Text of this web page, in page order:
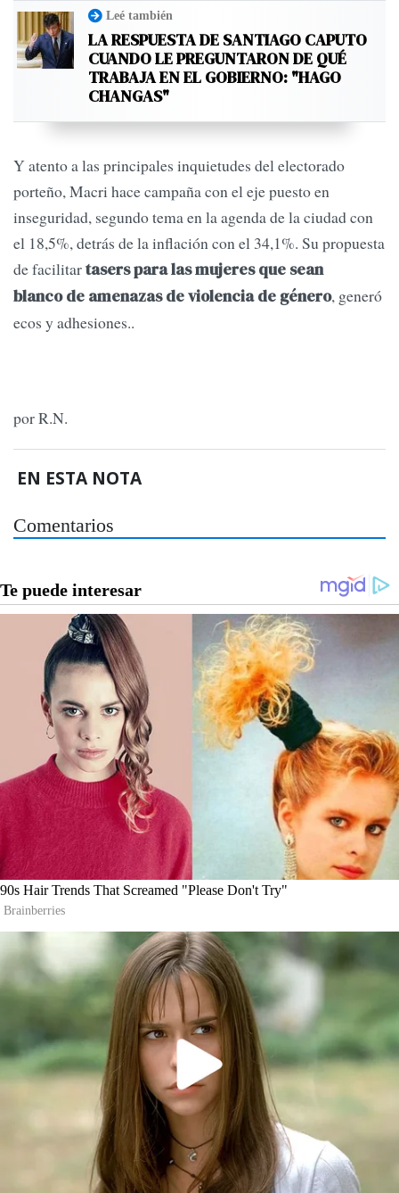
Leé también
LA RESPUESTA DE SANTIAGO CAPUTO
CUANDO LE PREGUNTARON DE QUÉ
TRABAJA EN EL GOBIERNO: "HAGO
CHANGAS"
Y atento a las principales inquietudes del electorado
porteño, Macri hace campaña con el eje puesto en
inseguridad, segundo tema en la agenda de la ciudad con
el 18,5%, detrás de la inflación con el 34,1%. Su propuesta
de facilitartasers para las mujeres que sean
blanco de amenazas de violencia de género, generó
ecos y adhesiones..
por R.N.
EN ESTA NOTA
Comentarios